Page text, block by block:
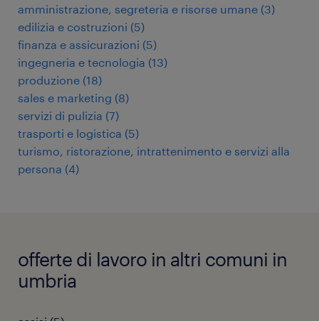
amministrazione, segreteria e risorse umane (3)
edilizia e costruzioni (5)
finanza e assicurazioni (5)
ingegneria e tecnologia (13)
produzione (18)
sales e marketing (8)
servizi di pulizia (7)
trasporti e logistica (5)
turismo, ristorazione, intrattenimento e servizi alla
persona (4)
offerte di lavoro in altri comuni in
umbria